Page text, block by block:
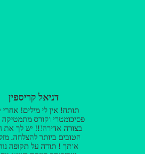
דניאל קריספין
תותח! אין לי מילים! אחרי
פסיכומטרי וקורס
בצורה אדירה!!! יש לך את
הטובים ביותר להצלחה.
אותך ! תודה על תקופה